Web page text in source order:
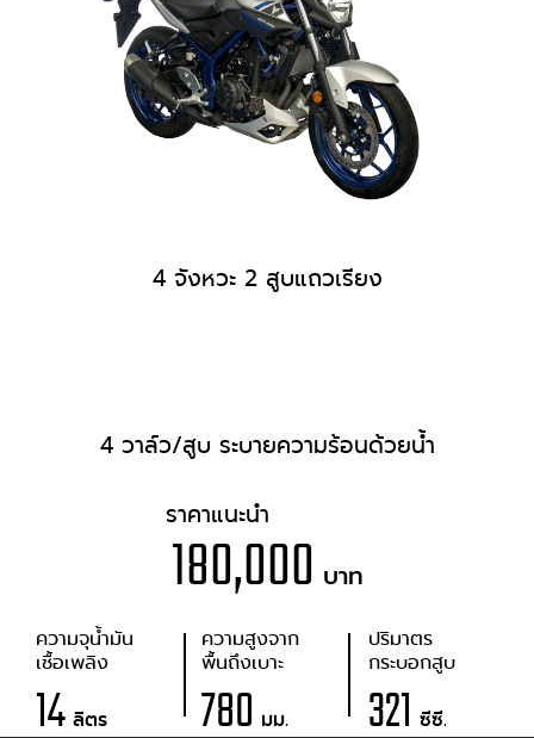
4 จังหวะ 2 สูบแถวเรียง
4 วาล์ว/สูบ ระบายความร้อนด้วยน้ำ
ราคาแนะนำ
180,000 บาท
ความจุน้ำมัน
เชื้อเพลิง
14 ลิตร
ความสูงจาก
พื้นถึงเบาะ
780 มม.
ปริมาตร
กระบอกสูบ
321 ซีซี.